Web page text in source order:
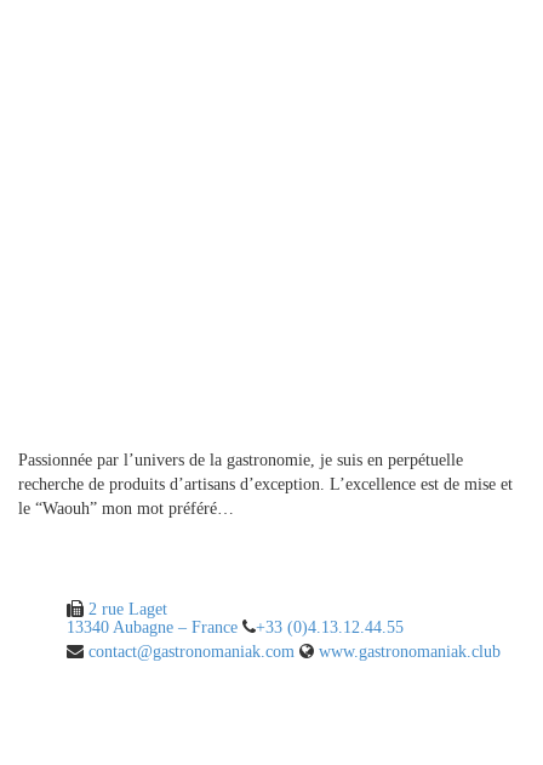
Passionnée par l’univers de la gastronomie, je suis en perpétuelle
recherche de produits d’artisans d’exception. L’excellence est de mise et
le “Waouh” mon mot préféré…
2 rue Laget
13340 Aubagne – France
+33 (0)4.13.12.44.55
contact@gastronomaniak.com
www.gastronomaniak.club